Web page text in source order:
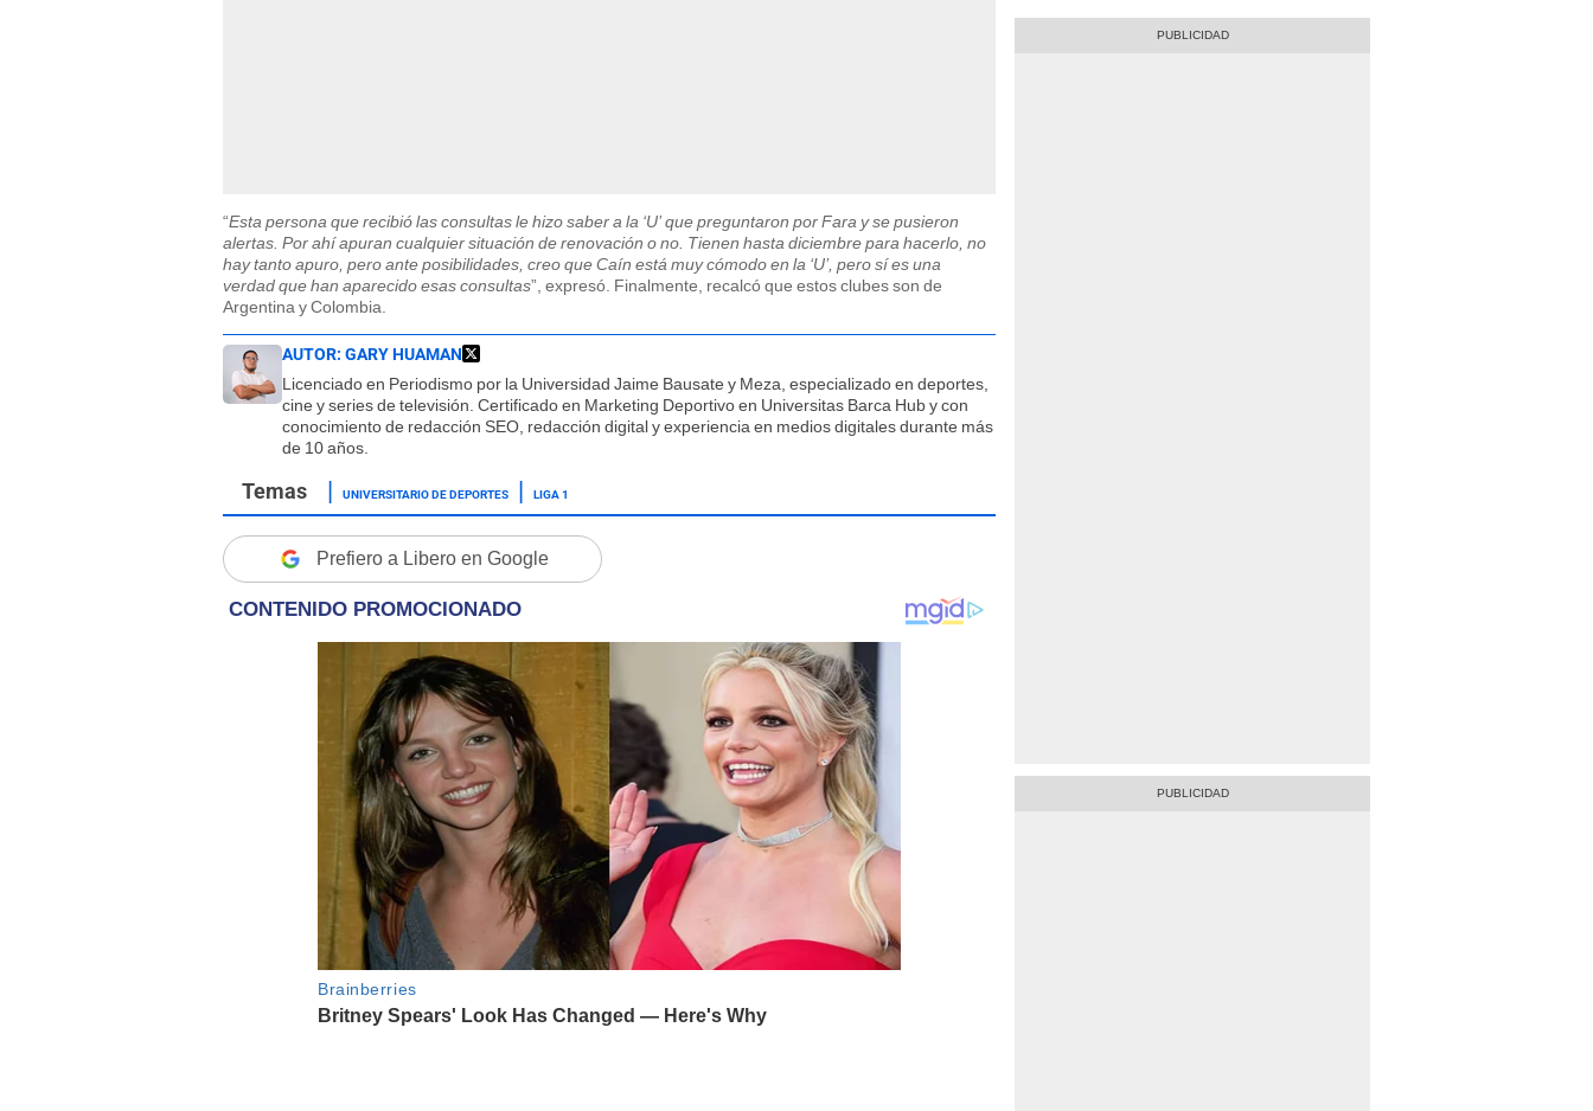
“Esta persona que recibió las consultas le hizo saber a la ‘U’ que preguntaron por Fara y se pusieron
alertas. Por ahí apuran cualquier situación de renovación o no. Tienen hasta diciembre para hacerlo, no
hay tanto apuro, pero ante posibilidades, creo que Caín está muy cómodo en la ‘U’, pero sí es una
verdad que han aparecido esas consultas”, expresó. Finalmente, recalcó que estos clubes son de
Argentina y Colombia.
AUTOR: GARY HUAMAN
Licenciado en Periodismo por la Universidad Jaime Bausate y Meza, especializado en deportes,
cine y series de televisión. Certificado en Marketing Deportivo en Universitas Barca Hub y con
conocimiento de redacción SEO, redacción digital y experiencia en medios digitales durante más
de 10 años.
UNIVERSITARIO DE DEPORTES LIGA 1
Prefiero a Libero en Google